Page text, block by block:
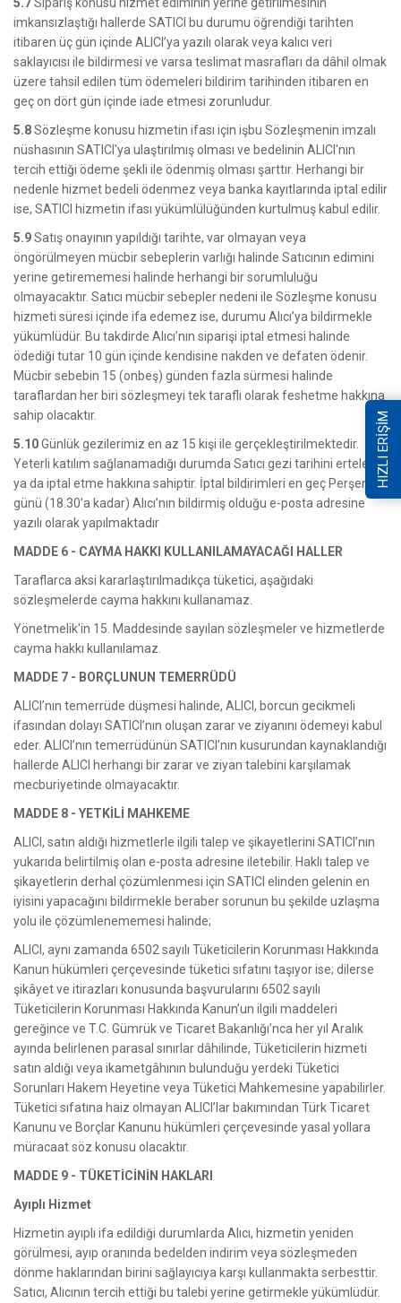
imkansızlaştığı hallerde SATICI bu durumu öğrendiği tarihten
itibaren üç gün içinde ALICI’ya yazılı olarak veya kalıcı veri
saklayıcısı ile bildirmesi ve varsa teslimat masrafları da dâhil olmak
üzere tahsil edilen tüm ödemeleri bildirim tarihinden itibaren en
geç on dört gün içinde iade etmesi zorunludur.
5.8Sözleşme konusu hizmetin ifası için işbu Sözleşmenin imzalı
nüshasının SATICI'ya ulaştırılmış olması ve bedelinin ALICI'nın
tercih ettiği ödeme şekli ile ödenmiş olması şarttır. Herhangi bir
nedenle hizmet bedeli ödenmez veya banka kayıtlarında iptal edilir
ise, SATICI hizmetin ifası yükümlülüğünden kurtulmuş kabul edilir.
5.9Satış onayının yapıldığı tarihte, var olmayan veya
öngörülmeyen mücbir sebeplerin varlığı halinde Satıcının edimini
yerine getirememesi halinde herhangi bir sorumluluğu
olmayacaktır. Satıcı mücbir sebepler nedeni ile Sözleşme konusu
hizmeti süresi içinde ifa edemez ise, durumu Alıcı’ya bildirmekle
yükümlüdür. Bu takdirde Alıcı’nın siparişi iptal etmesi halinde
ödediği tutar 10 gün içinde kendisine nakden ve defaten ödenir.
Mücbir sebebin 15 (onbeş) günden fazla sürmesi halinde
taraflardan her biri sözleşmeyi tek taraflı olarak feshetme hakkına
sahip olacaktır.
5.10Günlük gezilerimiz en az 15 kişi ile gerçekleştirilmektedir.
Yeterli katılım sağlanamadığı durumda Satıcı gezi tarihini erteleme
ya da iptal etme hakkına sahiptir. İptal bildirimleri en geç Perşembe
günü (18.30’a kadar) Alıcı’nın bildirmiş olduğu e-posta adresine
yazılı olarak yapılmaktadır
MADDE 6 - CAYMA HAKKI KULLANILAMAYACAĞI HALLER
Taraflarca aksi kararlaştırılmadıkça tüketici, aşağıdaki
sözleşmelerde cayma hakkını kullanamaz.
Yönetmelik'in 15. Maddesinde sayılan sözleşmeler ve hizmetlerde
cayma hakkı kullanılamaz.
MADDE 7 - BORÇLUNUN TEMERRÜDÜ
ALICI’nın temerrüde düşmesi halinde, ALICI, borcun gecikmeli
ifasından dolayı SATICI’nın oluşan zarar ve ziyanını ödemeyi kabul
eder. ALICI’nın temerrüdünün SATICI’nın kusurundan kaynaklandığı
hallerde ALICI herhangi bir zarar ve ziyan talebini karşılamak
mecburiyetinde olmayacaktır.
MADDE 8 - YETKİLİ MAHKEME
ALICI, satın aldığı hizmetlerle ilgili talep ve şikayetlerini SATICI’nın
yukarıda belirtilmiş olan e-posta adresine iletebilir. Haklı talep ve
şikayetlerin derhal çözümlenmesi için SATICI elinden gelenin en
iyisini yapacağını bildirmekle beraber sorunun bu şekilde uzlaşma
yolu ile çözümlenememesi halinde;
ALICI, aynı zamanda 6502 sayılı Tüketicilerin Korunması Hakkında
Kanun hükümleri çerçevesinde tüketici sıfatını taşıyor ise; dilerse
şikâyet ve itirazları konusunda başvurularını 6502 sayılı
Tüketicilerin Korunması Hakkında Kanun’un ilgili maddeleri
gereğince ve T.C. Gümrük ve Ticaret Bakanlığı’nca her yıl Aralık
ayında belirlenen parasal sınırlar dâhilinde, Tüketicilerin hizmeti
satın aldığı veya ikametgâhının bulunduğu yerdeki Tüketici
Sorunları Hakem Heyetine veya Tüketici Mahkemesine yapabilirler.
Tüketici sıfatına haiz olmayan ALICI’lar bakımından Türk Ticaret
Kanunu ve Borçlar Kanunu hükümleri çerçevesinde yasal yollara
müracaat söz konusu olacaktır.
MADDE 9 - TÜKETİCİNİN HAKLARI
Ayıplı Hizmet
Hizmetin ayıplı ifa edildiği durumlarda Alıcı, hizmetin yeniden
görülmesi, ayıp oranında bedelden indirim veya sözleşmeden
dönme haklarından birini sağlayıcıya karşı kullanmakta serbesttir.
Satıcı, Alıcının tercih ettiği bu talebi yerine getirmekle yükümlüdür.
HIZLI ERİŞİM